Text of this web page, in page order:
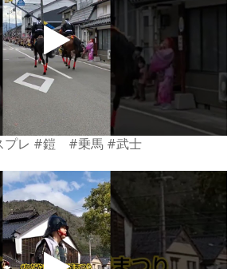
プレ #鎧 #乗馬 #武士